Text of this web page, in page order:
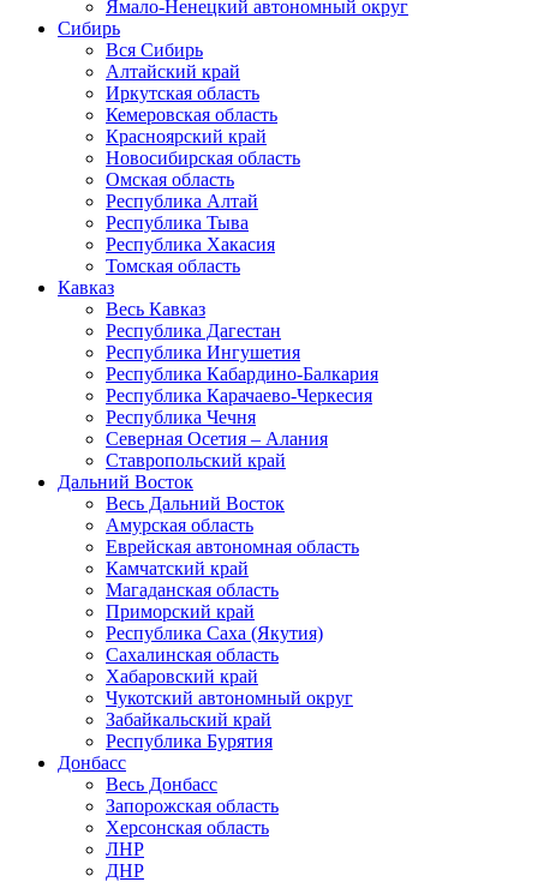
Ямало-Ненецкий автономный округ
Сибирь
Вся Сибирь
Алтайский край
Иркутская область
Кемеровская область
Красноярский край
Новосибирская область
Омская область
Республика Алтай
Республика Тыва
Республика Хакасия
Томская область
Кавказ
Весь Кавказ
Республика Дагестан
Республика Ингушетия
Республика Кабардино-Балкария
Республика Карачаево-Черкесия
Республика Чечня
Северная Осетия – Алания
Ставропольский край
Дальний Восток
Весь Дальний Восток
Амурская область
Еврейская автономная область
Камчатский край
Магаданская область
Приморский край
Республика Саха (Якутия)
Сахалинская область
Хабаровский край
Чукотский автономный округ
Забайкальский край
Республика Бурятия
Донбасс
Весь Донбасс
Запорожская область
Херсонская область
ЛНР
ДНР